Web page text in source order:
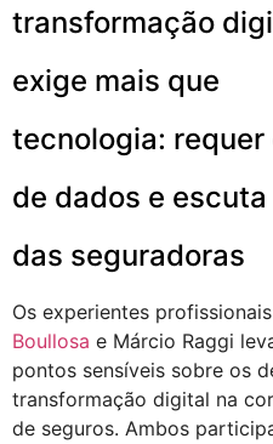
transformação
exige mais que
tecnologia: requer
de dados e
das seguradoras
Os experientes profissionais
Boullosa e Márcio Raggi
pontos sensíveis sobre os
transformação digital na
de seguros. Ambos